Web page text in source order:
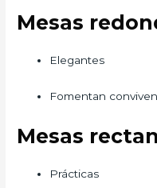
Mesas
Elegantes
Fomentan
Mesas
Prácticas